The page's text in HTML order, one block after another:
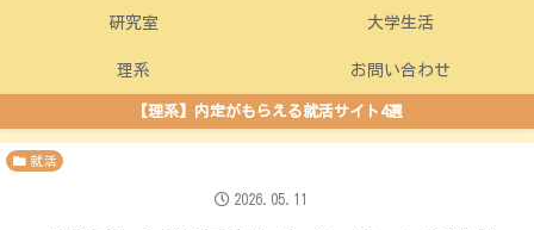
研究室 大学生活
理系 お問い合わせ
【理系】内定がもらえる就活サイト4選
就活
2026.05.11